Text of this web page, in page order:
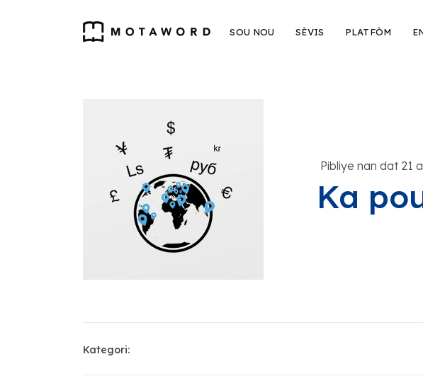
SOU NOU SÈVIS PLATFÒM
Pibliye nan dat 21
Ka
Kategori: